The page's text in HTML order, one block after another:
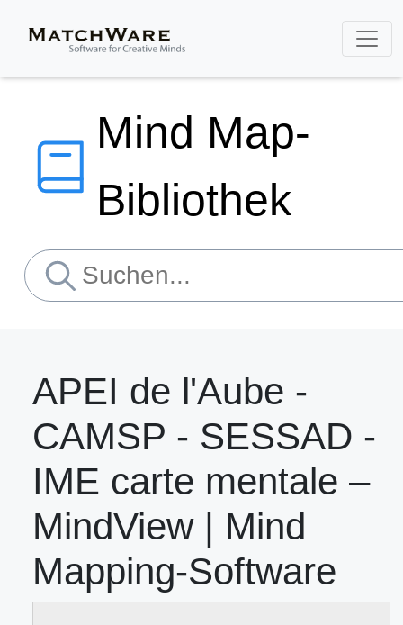
Mind Map-
Bibliothek
APEI de l'Aube -
CAMSP - SESSAD -
IME carte mentale –
MindView | Mind
Mapping-Software